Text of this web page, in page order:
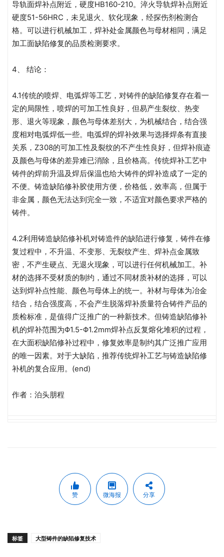
导轨面焊补点附近，硬度HB160-210。淬火导轨焊补点附近
硬度51-56HRC，未见退火、软化现象，经探伤剂检测合
格。可以进行机械加工，焊补处金属颜色与母材相同，满足
加工面缺陷修复的品质检测要求。
4、 结论：
4.1传统的喷焊、电弧焊等工艺，对铸件的缺陷修复存在着一
定的局限性，喷焊的可加工性良好，但易产生裂纹、热变
形、退火等现象，颜色与母体差别大，为机械结合，结合强
度相对电弧焊低一些。电弧焊的焊补效果与选择焊条有直接
关系，Z308的可加工性及裂纹的不产生性良好，但焊补痕迹
及颜色与母体的差异难已消除，且价格高。传统焊补工艺中
铸件的焊前升温及焊后保温也给大铸件的焊补造成了一定的
不便。铸造缺陷修补胶使用方便，价格低，效率高，但属于
非金属，颜色无法达到完全一致，不适宜对颜色要求严格的
铸件。
4.2利用铸造缺陷修补机对铸造件的缺陷进行修复，铸件在修
复过程中，不升温、不变形、无裂纹产生、焊补点金属致
密，不产生硬点、无退火现象，可以进行任何机械加工。补
材的选择不受材质的制约，通过不同材质补材的选择，可以
达到焊补点性能、颜色与母体上的统一。补材与母体为冶金
结合，结合强度高，不会产生脱落焊补质量符合铸件产品的
质检标准，是值得广泛推广的一种新技术。但铸造缺陷修补
机的焊补范围为Φ1.5-Φ1.2mm焊补点反复熔化堆积的过程，
在大面积缺陷修补过程中，修复效率是制约其广泛推广应用
的唯一因素。对于大缺陷，推荐传统焊补工艺与铸造缺陷修
补机的复合应用。(end)
作者：泊头朋程
赞 微海报 分享
标签 大型铸件的缺陷修复技术